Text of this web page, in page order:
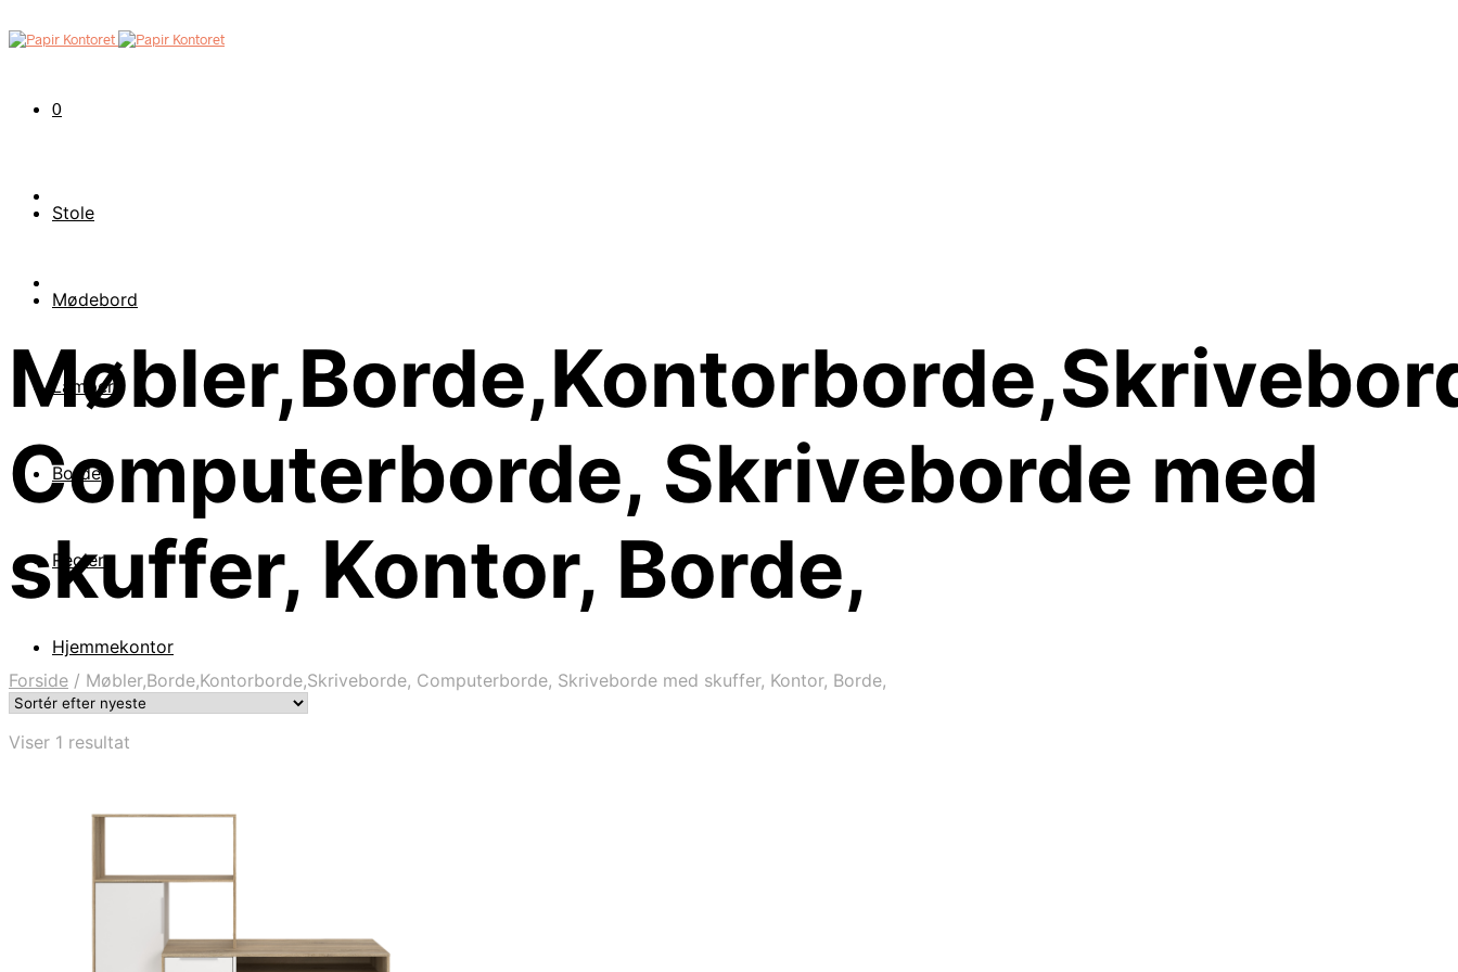
0
Stole
Mødebord
Lamper
Borde
Reoler
Hjemmekontor
Computerborde, Skriveborde med
skuffer, Kontor, Borde,
Forside / Møbler,Borde,Kontorborde,Skriveborde, Computerborde, Skriveborde med skuffer, Kontor, Borde,
Viser 1 resultat